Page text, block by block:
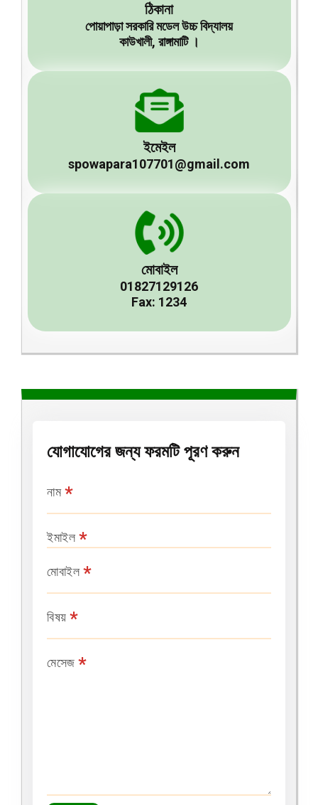
ঠিকানা
পোয়াপাড়া সরকারি মডেল উচ্চ বিদ্যালয়
কাউখালী, রাঙ্গামাটি ।
ইমেইল
spowapara107701@gmail.com
মোবাইল
01827129126
Fax: 1234
যোগাযোগের জন্য ফরমটি পূরণ করুন
নাম*
ইমাইল *
মোবাইল *
বিষয় *
মেসেজ *